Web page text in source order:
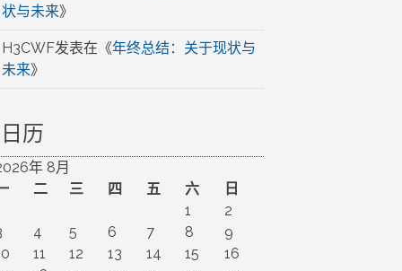
状与未来》
H3CWF发表在《年终总结：关于现状与
未来》
日历
年 8月
二 三 四 五 六
日
1
2
4 5 6 7 8
9
11 12 13 14 15
16